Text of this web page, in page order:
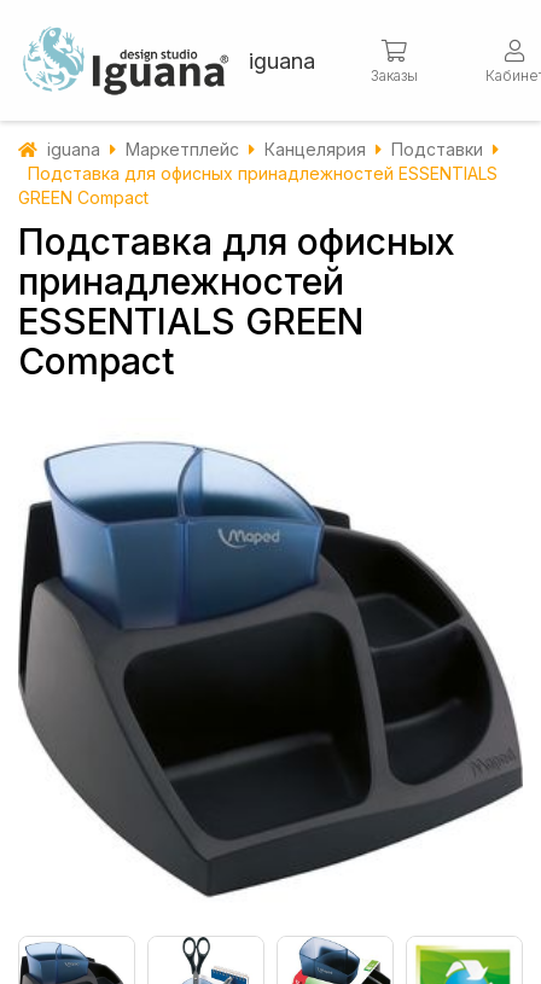
iguana
Заказы
iguana Маркетплейс Канцелярия
Подставки
Подставка для офисных принадлежностей ESSENTIALS
GREEN Compact
Подставка для офисных
принадлежностей
ESSENTIALS GREEN
Compact